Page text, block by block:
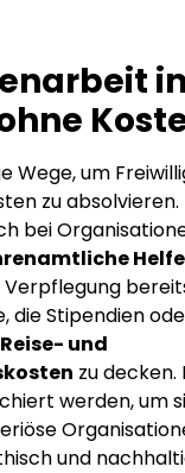
Wege, um
zu
bei
die Stipendien
Reise- und
zu decken.
werden, um
und